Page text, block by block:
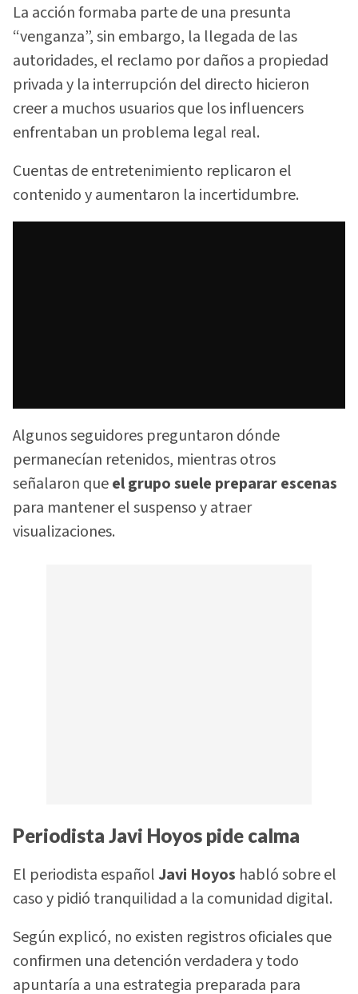
La acción formaba parte de una presunta
“venganza”, sin embargo, la llegada de las
autoridades, el reclamo por daños a propiedad
privada y la interrupción del directo hicieron
creer a muchos usuarios que los influencers
enfrentaban un problema legal real.
Cuentas de entretenimiento replicaron el
contenido y aumentaron la incertidumbre.
Algunos seguidores preguntaron dónde
permanecían retenidos, mientras otros
señalaron queel grupo suele preparar escenas
para mantener el suspenso y atraer
visualizaciones.
Periodista Javi Hoyos pide calma
El periodista españolJavi Hoyos habló sobre el
caso y pidió tranquilidad a la comunidad digital.
Según explicó, no existen registros oficiales que
confirmen una detención verdadera y todo
apuntaría a una estrategia preparada para